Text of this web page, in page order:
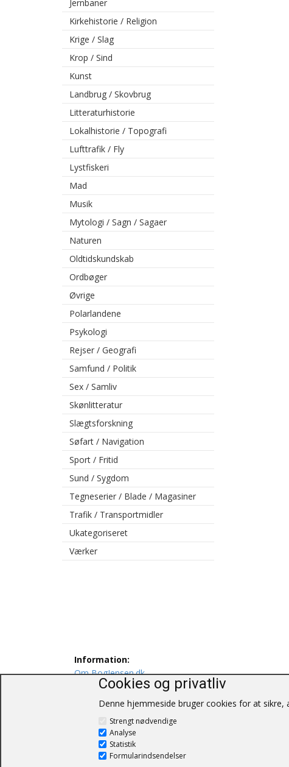
Jernbaner
Kirkehistorie / Religion
Krige / Slag
Krop / Sind
Kunst
Landbrug / Skovbrug
Litteraturhistorie
Lokalhistorie / Topografi
Lufttrafik / Fly
Lystfiskeri
Mad
Musik
Mytologi / Sagn / Sagaer
Naturen
Oldtidskundskab
Ordbøger
Øvrige
Polarlandene
Psykologi
Rejser / Geografi
Samfund / Politik
Sex / Samliv
Skønlitteratur
Slægtsforskning
Søfart / Navigation
Sport / Fritid
Sund / Sygdom
Tegneserier / Blade / Magasiner
Trafik / Transportmidler
Ukategoriseret
Værker
Information:
Om BogJensen.dk
Levering
Persondatapolitik
Salgs og leveringsbetingelser
Kontakt os
Cookies og privatliv
Denne hjemmeside bruger cookies for at sikre,
Strengt nødvendige
Analyse
Statistik
Formularindsendelser